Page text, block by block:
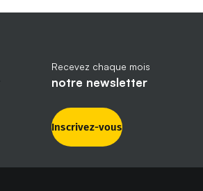
Recevez chaque mois
notre newsletter
Inscrivez-vous